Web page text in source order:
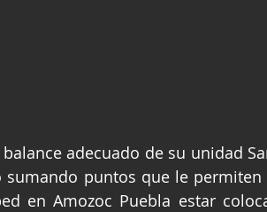
adecuado de su unidad
puntos que le
en Amozoc Puebla estar